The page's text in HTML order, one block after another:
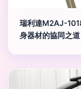
瑞利達M2AJ-
身器材的協同之道